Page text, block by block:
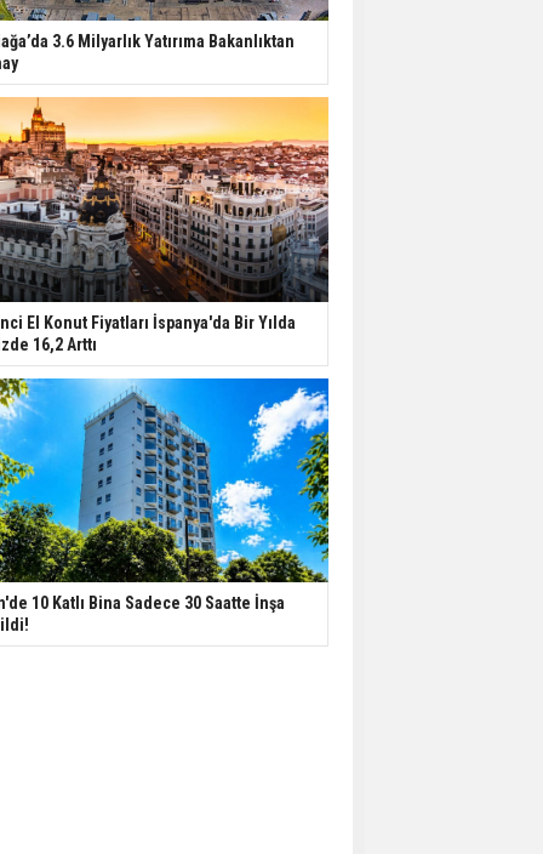
3.6 Milyarlık Yatırıma Bakanlıktan
El Konut Fiyatları İspanya'da Bir Yılda
16,2 Arttı
10 Katlı Bina Sadece 30 Saatte İnşa